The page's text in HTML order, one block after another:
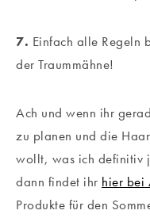
7. Einfach alle Regeln
der Traummähne!
Ach und wenn ihr
zu planen und die
wollt, was ich definitiv
dann findet ihr hier bei
Produkte für den